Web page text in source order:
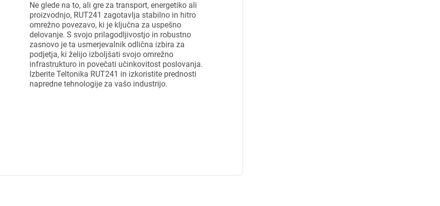
Ne glede na to, ali gre za transport, energetiko ali
proizvodnjo, RUT241 zagotavlja stabilno in hitro
omrežno povezavo, ki je ključna za uspešno
delovanje. S svojo prilagodljivostjo in robustno
zasnovo je ta usmerjevalnik odlična izbira za
podjetja, ki želijo izboljšati svojo omrežno
infrastrukturo in povečati učinkovitost poslovanja.
Izberite Teltonika RUT241 in izkoristite prednosti
napredne tehnologije za vašo industrijo.